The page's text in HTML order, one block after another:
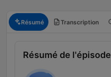
Résumé Transcription
Résumé de l'épisode